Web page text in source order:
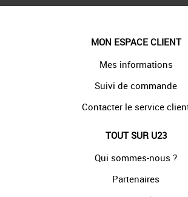
MON ESPACE CLIENT
Mes informations
Suivi de commande
Contacter le service
TOUT SUR U23
Qui sommes-nous ?
Partenaires